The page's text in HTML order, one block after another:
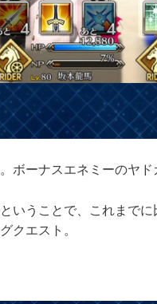
ボーナスエネミーのヤ
いうことで、これまで
クエスト。